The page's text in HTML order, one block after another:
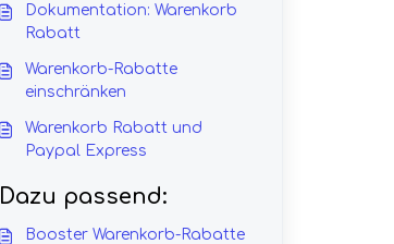
Dokumentation: Warenkorb
Rabatt
Warenkorb-Rabatte
einschränken
Warenkorb Rabatt und
Paypal Express
Dazu passend:
Booster Warenkorb-Rabatte